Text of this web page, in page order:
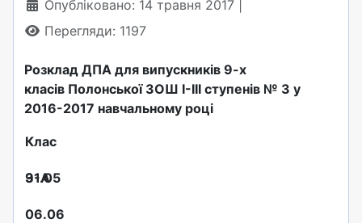
Опубліковано: 14 травня 2017
Перегляди: 1197
Розклад ДПА для випускників 9-х
класів Полонської ЗОШ І-ІІІ ступенів № 3 у
2016-2017 навчальному році
Клас
31.05
06.06
9-А